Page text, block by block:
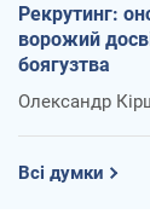
Рекрутинг:
ворожий
боягузтва
Олександр
Всі думки